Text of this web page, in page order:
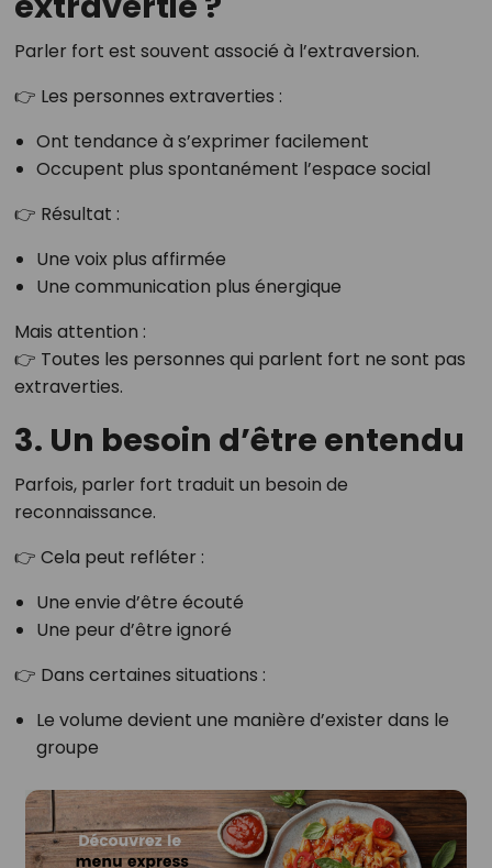
Parler fort est souvent associé à l’extraversion.
👉 Les personnes extraverties :
Ont tendance à s’exprimer facilement
Occupent plus spontanément l’espace social
👉 Résultat :
Une voix plus affirmée
Une communication plus énergique
Mais attention :
👉 Toutes les personnes qui parlent fort ne sont pas
extraverties.
3. Un besoin d’être entendu
Parfois, parler fort traduit un besoin de
reconnaissance.
👉 Cela peut refléter :
Une envie d’être écouté
Une peur d’être ignoré
👉 Dans certaines situations :
Le volume devient une manière d’exister dans le
groupe